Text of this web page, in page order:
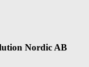
Nordic AB